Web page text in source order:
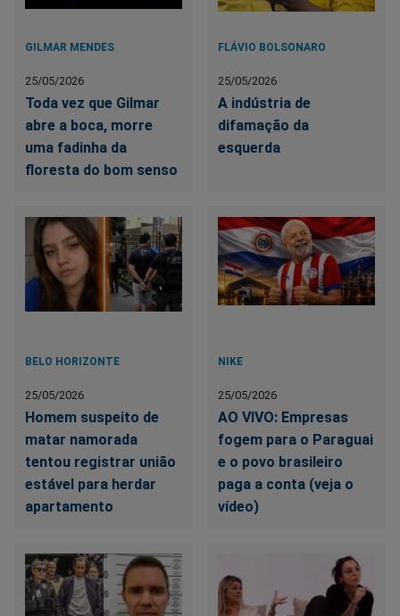
GILMAR MENDES
25/05/2026
Toda vez que Gilmar
abre a boca, morre
uma fadinha da
floresta do bom senso
FLÁVIO BOLSONARO
25/05/2026
A indústria de
difamação da
esquerda
BELO HORIZONTE
25/05/2026
Homem suspeito de
matar namorada
tentou registrar união
estável para herdar
apartamento
NIKE
25/05/2026
AO VIVO: Empresas
fogem para o Paraguai
e o povo brasileiro
paga a conta (veja o
vídeo)